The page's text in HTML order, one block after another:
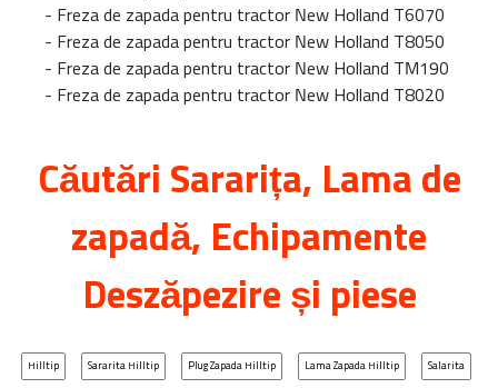
- Freza de zapada pentru tractor New Holland T6070
- Freza de zapada pentru tractor New Holland T8050
- Freza de zapada pentru tractor New Holland TM190
- Freza de zapada pentru tractor New Holland T8020
Căutări Sararița, Lama de
zapadă, Echipamente
Deszăpezire și piese
Hilltip Sararita Hilltip Plug Zapada Hilltip Lama Zapada Hilltip Salarita